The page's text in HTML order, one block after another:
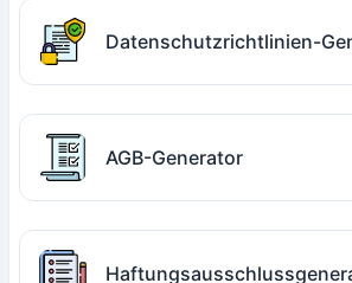
Datenschutzrichtlinien-
AGB-Generator